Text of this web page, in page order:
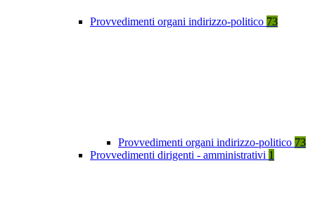
Provvedimenti organi indirizzo-politico 73
Provvedimenti organi indirizzo-politico 73
Provvedimenti dirigenti - amministrativi 1